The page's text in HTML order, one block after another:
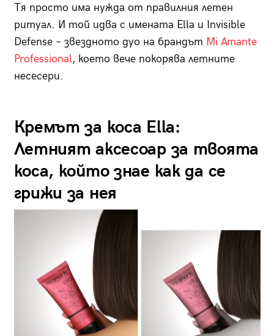
Тя просто има нужда от правилния летен
ритуал. И той идва с имената Ella и Invisible
Defense – звездното дуо на брандът Mi Amante
Professional, което вече покорява летните
несесери.
Кремът за коса Ella:
Летният аксесоар за твоята
коса, който знае как да се
грижи за нея